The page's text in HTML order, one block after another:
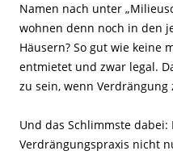
Namen nach unter
wohnen denn noch in den
Häusern? So gut wie keine
entmietet und zwar legal.
zu sein, wenn Verdrängung
Und das Schlimmste
Verdrängungspraxis nicht